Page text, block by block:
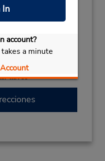
In
account?
a minute
27
26- March 29
25 closed
llaves